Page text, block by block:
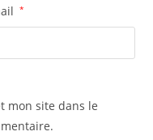
*
mon site dans le